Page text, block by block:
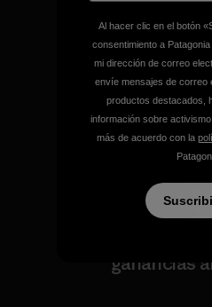
Mantenemos
Visita
ganancias
Al hacer clic en el botón
consentimiento a
mi dirección de correo
envíe mensajes de correo
productos destacados,
información sobre
más de acuerdo con la